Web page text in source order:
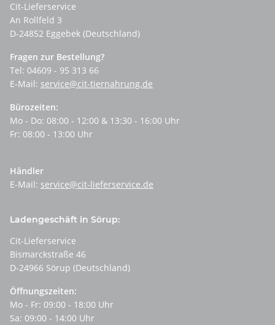
Cit-Lieferservice
An Rollfeld 3
D-24852 Eggebek (Deutschland)
Fragen zur Bestellung?
Tel: 04609 - 95 313 66
E-Mail: service@cit-tiernahrung.de
Bürozeiten:
Mo - Do: 08:00 - 12:00 & 13:30 - 16:00 Uhr
Fr: 08:00 - 13:00 Uhr
Händler
E-Mail: service@cit-lieferservice.de
Ladengeschäft in Sörup:
Cit-Lieferservice
Bismarckstraße 46
D-24966 Sörup (Deutschland)
Öffnungszeiten:
Mo - Fr: 09:00 - 18:00 Uhr
Sa: 09:00 - 14:00 Uhr